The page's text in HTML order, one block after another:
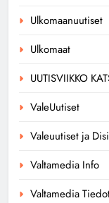
Ulkomaanuutiset
Ulkomaat
UUTISVIIKKO
ValeUutiset
Valeuutiset ja
Valtamedia Info
Valtamedia